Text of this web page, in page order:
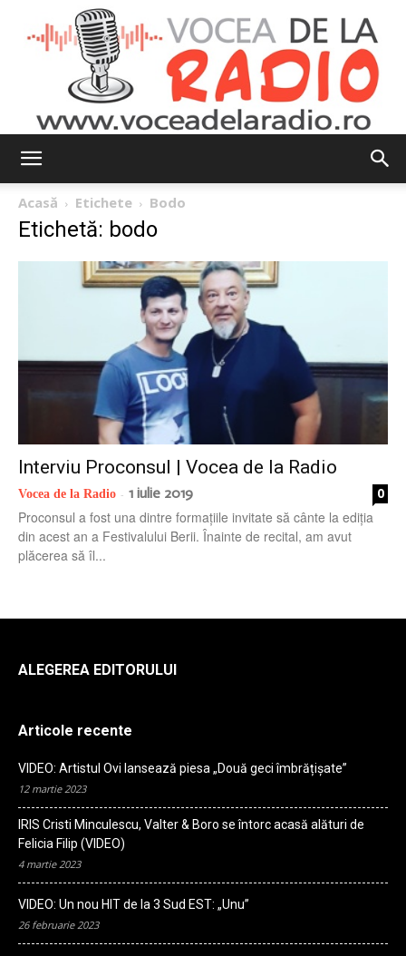
la
radio
Acasă Etichete Bodo
Etichetă: bodo
Interviu Proconsul | Vocea de la Radio
Vocea de la Radio - 1 iulie 2019 0
Proconsul a fost una dintre formațiile invitate să cânte la ediția
din acest an a Festivalului Berii. Înainte de recital, am avut
plăcerea să îl...
ALEGEREA EDITORULUI
Articole recente
VIDEO: Artistul Ovi lansează piesa „Două geci îmbrățișate”
12 martie 2023
IRIS Cristi Minculescu, Valter & Boro se întorc acasă alături de
Felicia Filip (VIDEO)
4 martie 2023
VIDEO: Un nou HIT de la 3 Sud EST: „Unu”
26 februarie 2023